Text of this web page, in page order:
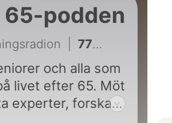
65-podden
77 - Den kortaste vägen till vänskap och Loa Falkman gör som han vill
och alla som
livet efter 65. Möt
experter, forskare